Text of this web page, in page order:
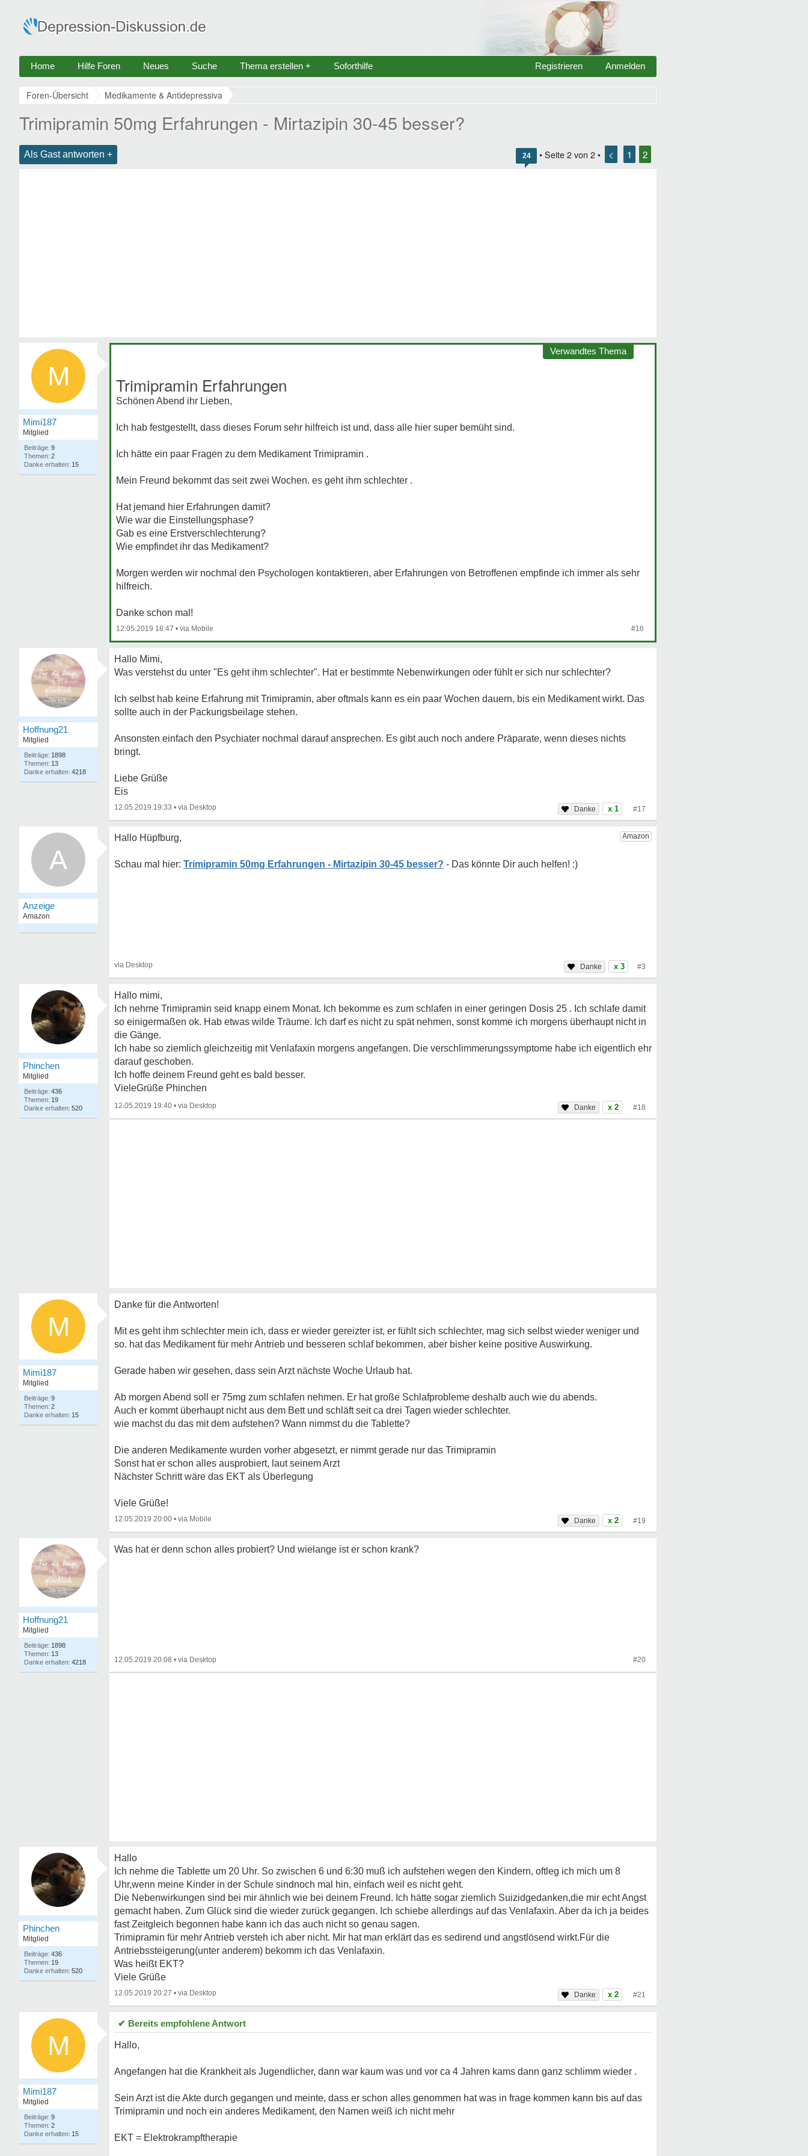
Home Hilfe Foren Neues Suche Thema erstellen + Soforthilfe Anmelden
Registrieren
Foren-Übersicht Medikamente & Antidepressiva
Trimipramin 50mg Erfahrungen - Mirtazipin 30-45 besser?
Als Gast antworten + 24 • Seite 2 von 2 • < 1 2
M
Mimi187
Mitglied
9
2
15
Verwandtes Thema
Trimipramin Erfahrungen
Schönen Abend ihr Lieben,
Ich hab festgestellt, dass dieses Forum sehr hilfreich ist und, dass alle hier super bemüht sind.
Ich hätte ein paar Fragen zu dem Medikament Trimipramin .
Mein Freund bekommt das seit zwei Wochen. es geht ihm schlechter .
Hat jemand hier Erfahrungen damit?
Wie war die Einstellungsphase?
Gab es eine Erstverschlechterung?
Wie empfindet ihr das Medikament?
Morgen werden wir nochmal den Psychologen kontaktieren, aber Erfahrungen von Betroffenen empfinde ich immer als sehr
hilfreich.
Danke schon mal!
12.05.2019 18:47 • #16
Hoffnung21
Mitglied
1898
13
4218
Hallo Mimi,
Was verstehst du unter "Es geht ihm schlechter". Hat er bestimmte Nebenwirkungen oder fühlt er sich nur schlechter?
Ich selbst hab keine Erfahrung mit Trimipramin, aber oftmals kann es ein paar Wochen dauern, bis ein Medikament wirkt. Das
sollte auch in der Packungsbeilage stehen.
Ansonsten einfach den Psychiater nochmal darauf ansprechen. Es gibt auch noch andere Präparate, wenn dieses nichts
bringt.
Liebe Grüße
Eis
12.05.2019 19:33 • x 1 #17
A
Hallo Hüpfburg,
Trimipramin 50mg Erfahrungen - Mirtazipin 30-45 besser?
x 3 #3
Phinchen
Mitglied
436
19
520
Hallo mimi,
Ich nehme Trimipramin seid knapp einem Monat. Ich bekomme es zum schlafen in einer geringen Dosis 25 . Ich schlafe damit
so einigermaßen ok. Hab etwas wilde Träume. Ich darf es nicht zu spät nehmen, sonst komme ich morgens überhaupt nicht in
die Gänge.
Ich habe so ziemlich gleichzeitig mit Venlafaxin morgens angefangen. Die verschlimmerungssymptome habe ich eigentlich ehr
darauf geschoben.
Ich hoffe deinem Freund geht es bald besser.
VieleGrüße Phinchen
12.05.2019 19:40 • x 2 #18
M
Mimi187
Mitglied
9
2
15
Danke für die Antworten!
Mit es geht ihm schlechter mein ich, dass er wieder gereizter ist, er fühlt sich schlechter, mag sich selbst wieder weniger und
so. hat das Medikament für mehr Antrieb und besseren schlaf bekommen, aber bisher keine positive Auswirkung.
Gerade haben wir gesehen, dass sein Arzt nächste Woche Urlaub hat.
Ab morgen Abend soll er 75mg zum schlafen nehmen. Er hat große Schlafprobleme deshalb auch wie du abends.
Auch er kommt überhaupt nicht aus dem Bett und schläft seit ca drei Tagen wieder schlechter.
wie machst du das mit dem aufstehen? Wann nimmst du die Tablette?
Die anderen Medikamente wurden vorher abgesetzt, er nimmt gerade nur das Trimipramin
Sonst hat er schon alles ausprobiert, laut seinem Arzt
Nächster Schritt wäre das EKT als Überlegung
Viele Grüße!
12.05.2019 20:00 • x 2 #19
Hoffnung21
Mitglied
1898
13
4218
Was hat er denn schon alles probiert? Und wielange ist er schon krank?
12.05.2019 20:08 • #20
Phinchen
Mitglied
436
19
520
Hallo
Ich nehme die Tablette um 20 Uhr. So zwischen 6 und 6:30 muß ich aufstehen wegen den Kindern, oftleg ich mich um 8
Uhr,wenn meine Kinder in der Schule sindnoch mal hin, einfach weil es nicht geht.
Die Nebenwirkungen sind bei mir ähnlich wie bei deinem Freund. Ich hätte sogar ziemlich Suizidgedanken,die mir echt Angst
gemacht haben. Zum Glück sind die wieder zurück gegangen. Ich schiebe allerdings auf das Venlafaxin. Aber da ich ja beides
fast Zeitgleich begonnen habe kann ich das auch nicht so genau sagen.
Trimipramin für mehr Antrieb versteh ich aber nicht. Mir hat man erklärt das es sedirend und angstlösend wirkt.Für die
Antriebssteigerung(unter anderem) bekomm ich das Venlafaxin.
Was heißt EKT?
Viele Grüße
12.05.2019 20:27 • x 2 #21
M
Mimi187
Mitglied
9
2
15
✔ Bereits empfohlene Antwort
Hallo,
Angefangen hat die Krankheit als Jugendlicher, dann war kaum was und vor ca 4 Jahren kams dann ganz schlimm wieder .
Sein Arzt ist die Akte durch gegangen und meinte, dass er schon alles genommen hat was in frage kommen kann bis auf das
Trimipramin und noch ein anderes Medikament, den Namen weiß ich nicht mehr
EKT = Elektrokrampftherapie